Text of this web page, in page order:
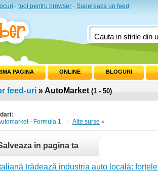
· tool pentru browser · Sugereaza un feed
PAGINA ONLINE BLOGURI
feed-uri » AutoMarket (1 - 50)
- Formula 1 · Alte surse »
in pagina ta
trădează industria auto locală: